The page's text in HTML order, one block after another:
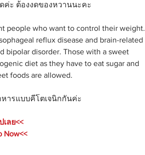
ค่ะ ต้องงดของหวานนะคะ
people who want to control their weight.
reflux disease and brain-related
bipolar disorder. Those with a sweet
diet as they have to eat sugar and
foods are allowed.
ารแบบคีโตเจนิกกันค่ะ
เลย<<
Now<<